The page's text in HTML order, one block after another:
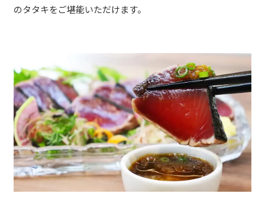
のタタキをご堪能いただけます。